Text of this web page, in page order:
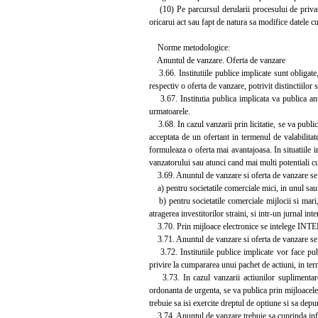
(10) Pe parcursul derularii procesului de
oricarui act sau fapt de natura sa modifice datele
Norme metodologice:
Anuntul de vanzare. Oferta de vanzare
3.66. Institutiile publice implicate sunt obligate,
respectiv o oferta de vanzare, potrivit distinctiilor
3.67. Institutia publica implicata va publica
urmatoarele.
3.68. In cazul vanzarii prin licitatie, se va
acceptata de un ofertant in termenul de
formuleaza o oferta mai avantajoasa. In situatiile
vanzatorului sau atunci cand mai multi potentiali
3.69. Anuntul de vanzare si oferta de vanzare
a) pentru societatile comerciale mici, in unul
b) pentru societatile comerciale mijlocii si
atragerea investitorilor straini, si intr-un jurnal
3.70. Prin mijloace electronice se intelege
3.71. Anuntul de vanzare si oferta de vanzare
3.72. Institutiile publice implicate vor face
privire la cumpararea unui pachet de actiuni, in
3.73. In cazul vanzarii actiunilor
ordonanta de urgenta, se va publica prin
trebuie sa isi exercite dreptul de optiune si sa
3.74. Anuntul de vanzare trebuie sa cuprinda